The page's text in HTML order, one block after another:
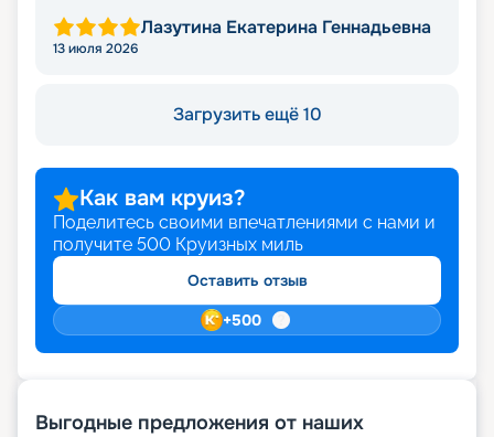
Лазутина Екатерина Геннадьевна
13 июля 2026
Загрузить ещё 10
Как вам круиз?
Поделитесь своими впечатлениями с нами и
получите 500 Круизных миль
Оставить отзыв
+500
Выгодные предложения от наших